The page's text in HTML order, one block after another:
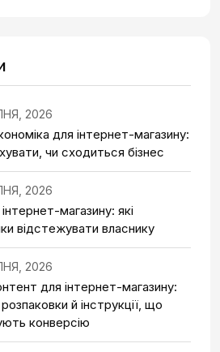
2026
для інтернет-магазину:
чи сходиться бізнес
2026
магазину: які
відстежувати власнику
2026
для інтернет-магазину:
й інструкції, що
конверсію